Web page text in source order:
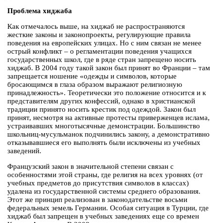
Проблема хиджаба
Как отмечалось выше, на хиджаб не распространяются
жесткие законы и законопроекты, регулирующие правила
поведения на европейских улицах. Но с ним связан не менее
острый конфликт – о регламентации поведения учащихся
государственных школ, где в ряде стран запрещено носить
хиджаб. В 2004 году такой закон был принят во Франции – там
запрещается ношение «одежды и символов, которые
бросающимся в глаза образом выражают религиозную
принадлежность». Теоретически это положение относится и к
представителям других конфессий, однако в христианской
традиции принято носить крестик под одеждой. Закон был
принят, несмотря на активные протесты приверженцев ислама,
устраивавших многотысячные демонстрации. Большинство
школьниц-мусульманок подчинились закону, а демонстративно
отказывавшиеся его выполнять были исключены из учебных
заведений.
Французский закон в значительной степени связан с
особенностями этой страны, где религия на всех уровнях (от
учебных предметов до присутствия символов в классах)
удалена из государственной системы среднего образования.
Этот же принцип реализован в законодательстве восьми
федеральных земель Германии. Особая ситуация в Турции, где
хиджаб был запрещен в учебных заведениях еще со времен